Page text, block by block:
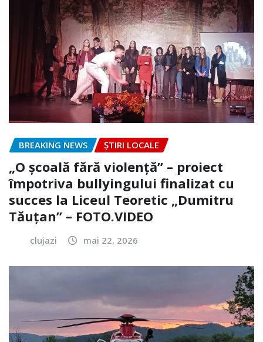
BREAKING NEWS ȘTIRI LOCALE
„O școală fără violență” – proiect
împotriva bullyingului finalizat cu
succes la Liceul Teoretic „Dumitru
Tăuțan” – FOTO.VIDEO
clujazi mai 22, 2026